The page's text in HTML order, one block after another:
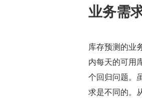
业务需
库存预测的业
内每天的可用
个回归问题。
求是不同的。